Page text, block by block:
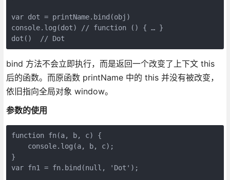
var dot = printName.bind(obj)
console.log(dot) // function () { … }
dot()  // Dot
bind 方法不会立即执行，而是返回一个改变了上下文 this
后的函数。而原函数 printName 中的 this 并没有被改变，
依旧指向全局对象 window。
参数的使用
function fn(a, b, c) {
    console.log(a, b, c);
}
var fn1 = fn.bind(null, 'Dot');